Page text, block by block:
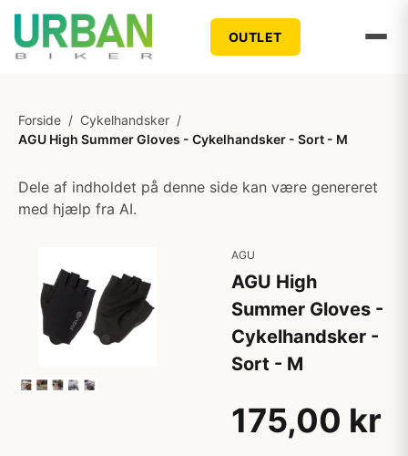
OUTLET
Forside / Cykelhandsker /
AGU High Summer Gloves - Cykelhandsker - Sort - M
Dele af indholdet på denne side kan være genereret
med hjælp fra AI.
AGU
AGU High
Summer Gloves -
Cykelhandsker -
Sort - M
175,00 kr